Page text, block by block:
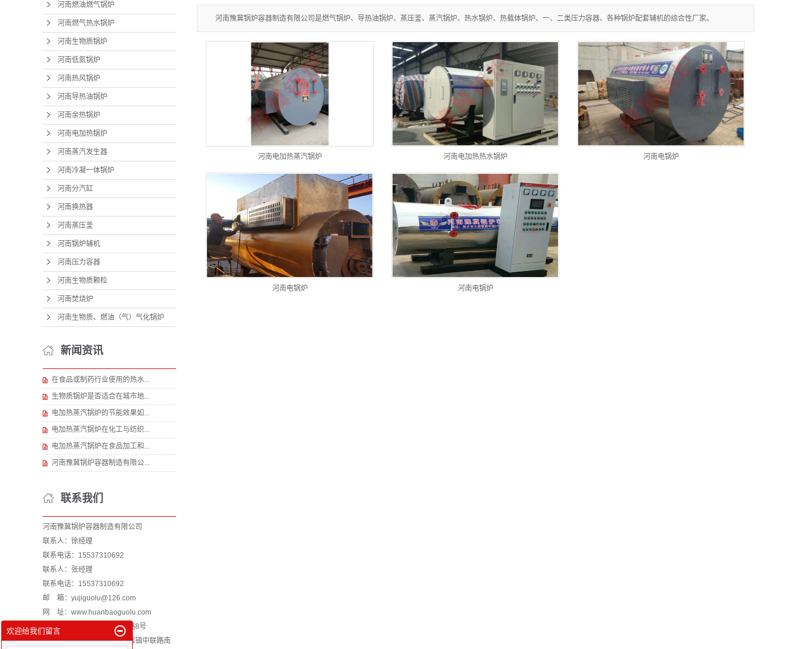
河南燃油燃气锅炉
河南燃气热水锅炉
河南生物质锅炉
河南低氮锅炉
河南热风锅炉
河南导热油锅炉
河南余热锅炉
河南电加热锅炉
河南蒸汽发生器
河南冷凝一体锅炉
河南分汽缸
河南换热器
河南蒸压釜
河南锅炉辅机
河南压力容器
河南生物质颗粒
河南焚烧炉
河南生物质、燃油（气）气化锅炉
新闻资讯
在食品或制药行业使用的热水...
生物质锅炉是否适合在城市地...
电加热蒸汽锅炉的节能效果如...
电加热蒸汽锅炉在化工与纺织...
电加热蒸汽锅炉在食品加工和...
河南豫冀锅炉容器制造有限公...
联系我们
河南豫冀锅炉容器制造有限公司
联系人：徐经理
联系电话： 15537310692
联系人：张经理
联系电话： 15537310692
邮 箱：yujiguolu@126.com
网 址：www.huanbaoguolu.com
地址：河南新乡小冀镇冀中路8号
分厂地址：河南省新乡县小冀镇中联路南
河南豫冀锅炉容器制造有限公司是燃气锅炉、导热油锅炉、蒸压釜、蒸汽锅炉、热水锅炉、热载体锅炉、一、二类压力容器、各种锅炉配套辅机的综合性厂家。
河南电加热蒸汽锅炉 河南电加热热水锅炉 河南电锅炉
河南电锅炉 河南电锅炉
欢迎给我们留言